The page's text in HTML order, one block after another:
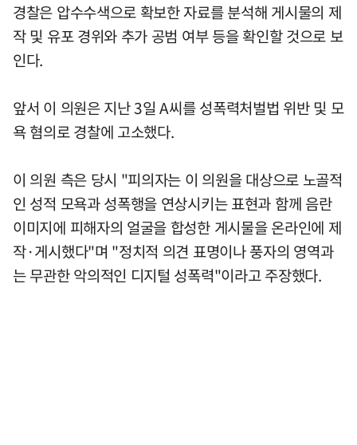
경찰은 압수수색으로 확보한 자료를 분석해 게시물의 제
작 및 유포 경위와 추가 공범 여부 등을 확인할 것으로 보
인다.
앞서 이 의원은 지난 3일 A씨를 성폭력처벌법 위반 및 모
욕 혐의로 경찰에 고소했다.
이 의원 측은 당시 "피의자는 이 의원을 대상으로 노골적
인 성적 모욕과 성폭행을 연상시키는 표현과 함께 음란
이미지에 피해자의 얼굴을 합성한 게시물을 온라인에 제
작·게시했다"며 "정치적 의견 표명이나 풍자의 영역과
는 무관한 악의적인 디지털 성폭력"이라고 주장했다.